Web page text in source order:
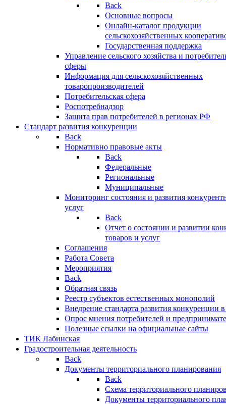
Back
Основные вопросы
Онлайн-каталог продукции
сельскохозяйственных
Государственная поддержка
Управление сельского хозяйства и
сферы
Информация для сельскохозяйственных
товаропроизводителей
Потребительская сфера
Роспотребнадзор
Защита прав потребителей в регионах РФ
Стандарт развития конкуренции
Back
Нормативно правовые акты
Back
Федеральные
Региональные
Муниципальные
Мониторинг состояния и развития
услуг
Back
Отчет о состоянии и развитии
товаров и услуг
Соглашения
Работа Совета
Мероприятия
Back
Обратная связь
Реестр субъектов естественных монополий
Внедрение стандарта развития конкуренции
Опрос мнения потребителей и
Полезные ссылки на официальные сайты
ТИК Лабинская
Градостроительная деятельность
Back
Документы территориального планирования
Back
Схема территориального
Документы территориального